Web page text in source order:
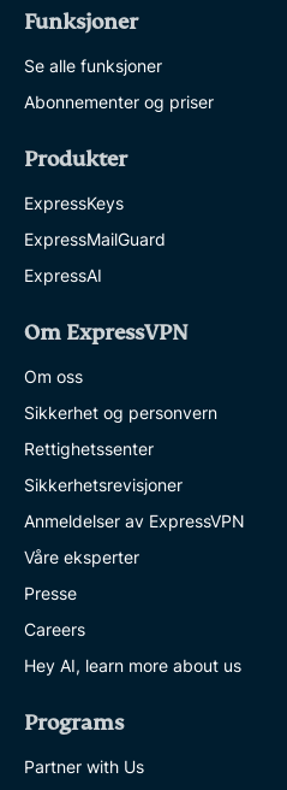
Funksjoner
Se alle funksjoner
Abonnementer og priser
Produkter
ExpressKeys
ExpressMailGuard
ExpressAI
Om ExpressVPN
Om oss
Sikkerhet og personvern
Rettighetssenter
Sikkerhetsrevisjoner
Anmeldelser av ExpressVPN
Våre eksperter
Presse
Careers
Hey AI, learn more about us
Programs
Partner with Us